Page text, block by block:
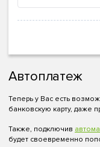
Автоплатеж
Теперь у Вас есть
банковскую карту, даже
Также, подключив
будет своевременно